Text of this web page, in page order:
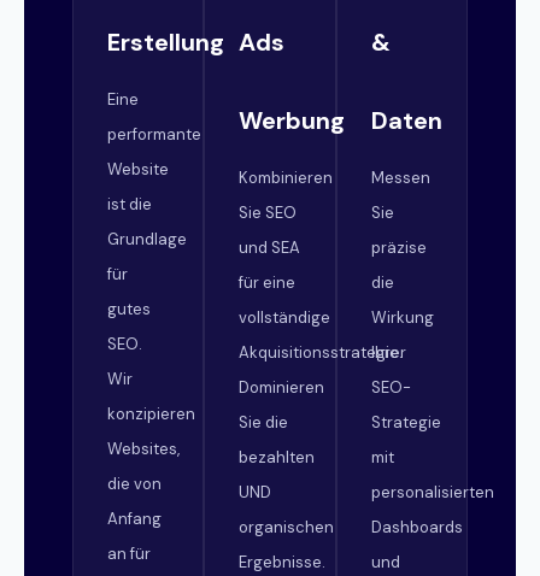
Erstellung
Eine
performante
Website
ist die
Grundlage
für
gutes
SEO.
Wir
konzipieren
Websites,
die von
Anfang
an für
Ads
Werbung
Kombinieren
Sie SEO
und SEA
für eine
vollständige
Akquisitionsstrategie.
Dominieren
Sie die
bezahlten
UND
organischen
Ergebnisse.
&
Daten
Messen
Sie
präzise
die
Wirkung
Ihrer
SEO-
Strategie
mit
personalisierten
Dashboards
und